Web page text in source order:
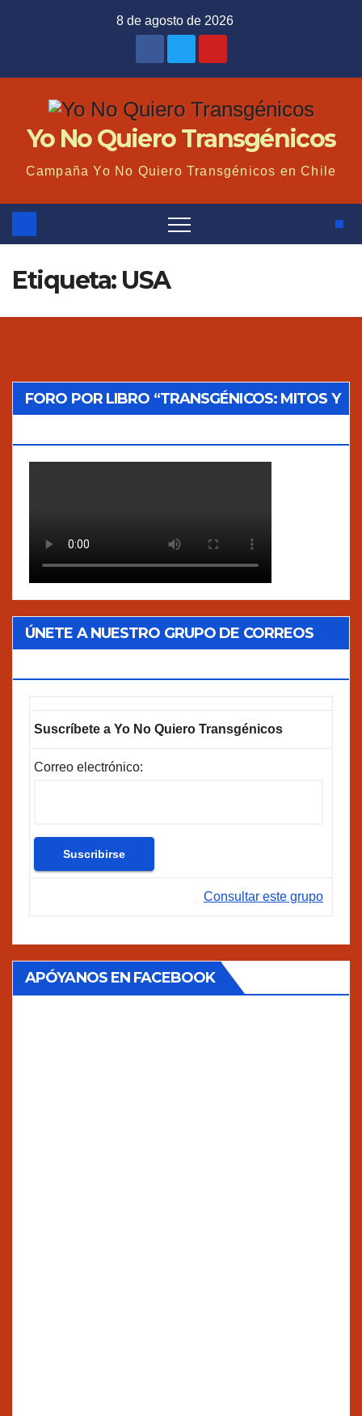
8 de agosto de 2026
Yo No Quiero Transgénicos
Campaña Yo No Quiero Transgénicos en Chile
Etiqueta: USA
FORO POR LIBRO “TRANSGÉNICOS: MITOS Y
ÚNETE A NUESTRO GRUPO DE CORREOS
Suscríbete a Yo No Quiero Transgénicos
Correo electrónico:
Consultar este grupo
APÓYANOS EN FACEBOOK